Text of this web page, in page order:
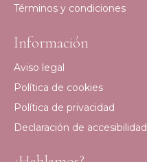
Términos y condiciones
Información
Aviso legal
Política de cookies
Política de privacidad
Declaración de accesibilidad